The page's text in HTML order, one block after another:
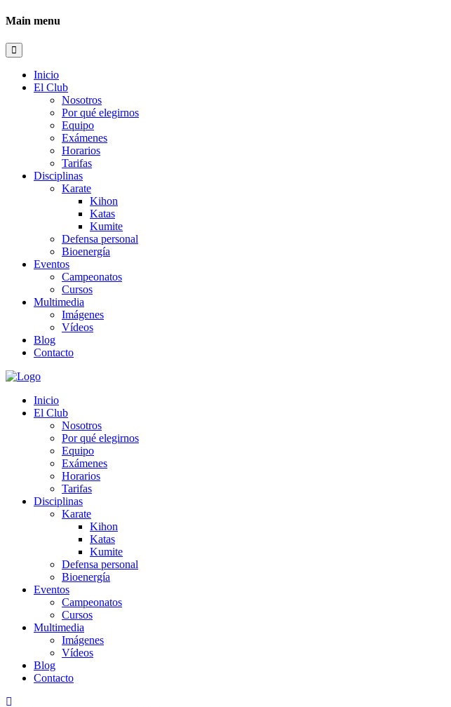
Main menu
Inicio
El Club
Nosotros
Por qué elegirnos
Equipo
Exámenes
Horarios
Tarifas
Disciplinas
Karate
Kihon
Katas
Kumite
Defensa personal
Bioenergía
Eventos
Campeonatos
Cursos
Multimedia
Imágenes
Vídeos
Blog
Contacto
Inicio
El Club
Nosotros
Por qué elegirnos
Equipo
Exámenes
Horarios
Tarifas
Disciplinas
Karate
Kihon
Katas
Kumite
Defensa personal
Bioenergía
Eventos
Campeonatos
Cursos
Multimedia
Imágenes
Vídeos
Blog
Contacto